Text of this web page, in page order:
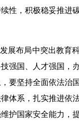
性，积极稳妥推进
布局中突出教育科
强国、人才强国，
要坚持全面依法治
体系，扎实推进依
护国家安全能力，